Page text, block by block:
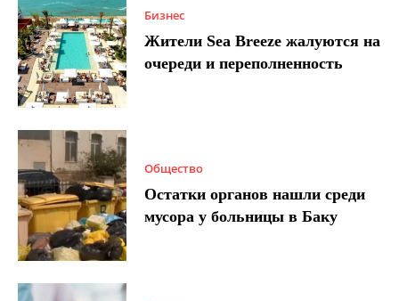
Бизнес
Жители Sea Breeze жалуются на
очереди и переполненность
Общество
Остатки органов нашли среди
мусора у больницы в Баку